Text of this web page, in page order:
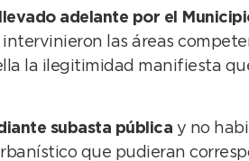
adelante por el
las áreas
la ilegitimidad manifiesta
subasta pública y no
que pudieran